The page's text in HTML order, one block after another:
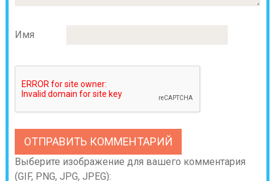
Имя
Выберите изображение для вашего комментария
(GIF, PNG, JPG, JPEG):